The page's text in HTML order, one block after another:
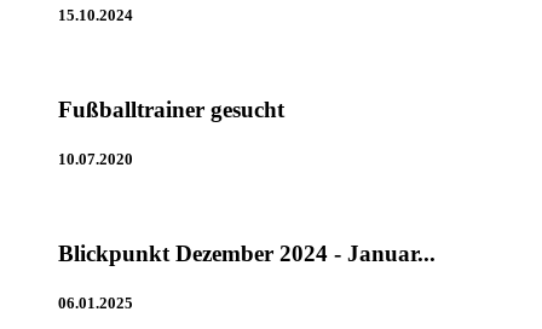
15.10.2024
Fußballtrainer gesucht
10.07.2020
Blickpunkt Dezember 2024 - Januar...
06.01.2025